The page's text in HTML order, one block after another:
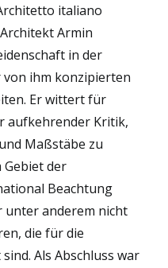
italiano
Armin
in der
ihm konzipierten
Er wittert für
aufkehrender Kritik,
Maßstäbe zu
Gebiet der
Beachtung
unter anderem nicht
die für die
Als Abschluss war